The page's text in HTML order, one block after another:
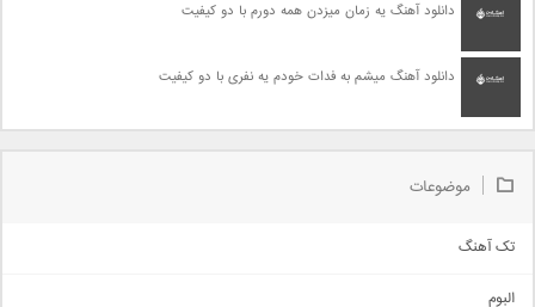
دانلود آهنگ یه زمان میزدن همه دورم با دو کیفیت
دانلود آهنگ میشم به فدات خودم یه نفری با دو کیفیت
موضوعات
تک آهنگ
البوم